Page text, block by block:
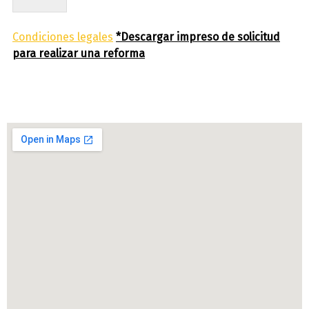
Condiciones legales *Descargar impreso de solicitud
para realizar una reforma